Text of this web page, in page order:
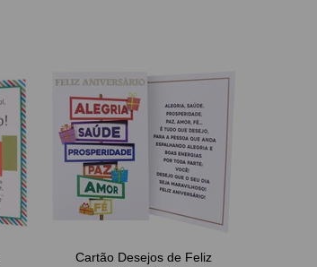
Cartão Desejos de Feliz